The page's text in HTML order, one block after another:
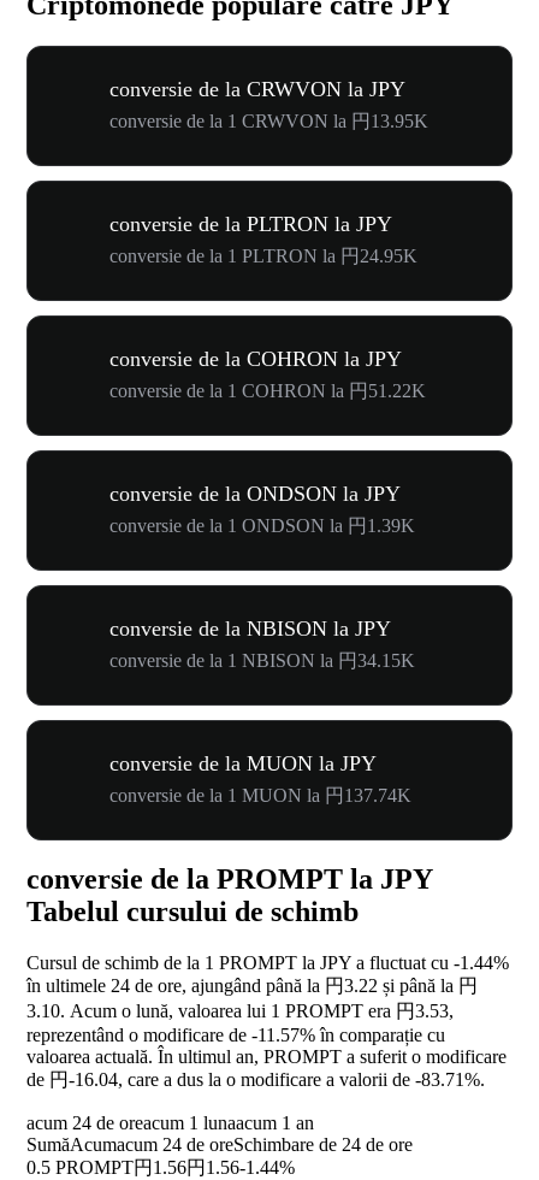
conversie de la CRWVON la JPY
conversie de la 1 CRWVON la 円13.95K
conversie de la PLTRON la JPY
conversie de la 1 PLTRON la 円24.95K
conversie de la COHRON la JPY
conversie de la 1 COHRON la 円51.22K
conversie de la ONDSON la JPY
conversie de la 1 ONDSON la 円1.39K
conversie de la NBISON la JPY
conversie de la 1 NBISON la 円34.15K
conversie de la MUON la JPY
conversie de la 1 MUON la 円137.74K
conversie de la PROMPT la JPY
Tabelul cursului de schimb
Cursul de schimb de la 1 PROMPT la JPY a fluctuat cu -1.44%
în ultimele 24 de ore, ajungând până la 円3.22 și până la 円
3.10. Acum o lună, valoarea lui 1 PROMPT era 円3.53,
reprezentând o modificare de -11.57%în comparație cu
valoarea actuală. În ultimul an, PROMPT a suferit o modificare
de 円-16.04, care a dus la o modificare a valorii de -83.71%.
acum 24 de oreacum 1 lunaacum 1 an
SumăAcumacum 24 de oreSchimbare de 24 de ore
0.5 PROMPT円1.56円1.56-1.44%